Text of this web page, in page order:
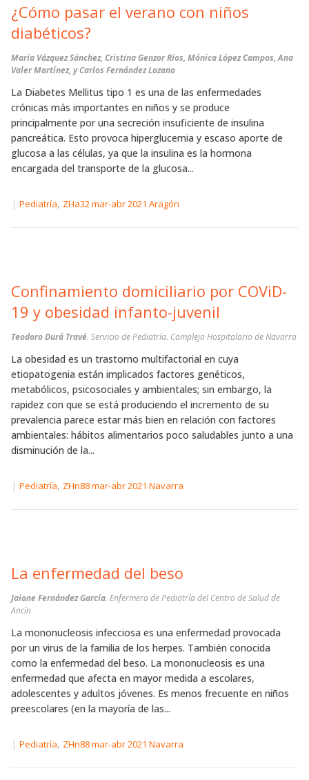
¿Cómo pasar el verano con niños
diabéticos?
María Vázquez Sánchez, Cristina Genzor Ríos, Mónica López Campos, Ana
Valer Martínez, y Carlos Fernández Lozano
La Diabetes Mellitus tipo 1 es una de las enfermedades
crónicas más importantes en niños y se produce
principalmente por una secreción insuficiente de insulina
pancreática. Esto provoca hiperglucemia y escaso aporte de
glucosa a las células, ya que la insulina es la hormona
encargada del transporte de la glucosa...
| Pediatría, ZHa32 mar-abr 2021 Aragón
Confinamiento domiciliario por COViD-
19 y obesidad infanto-juvenil
Teodoro Durá Travé. Servicio de Pediatría. Complejo Hospitalario de Navarra
La obesidad es un trastorno multifactorial en cuya
etiopatogenia están implicados factores genéticos,
metabólicos, psicosociales y ambientales; sin embargo, la
rapidez con que se está produciendo el incremento de su
prevalencia parece estar más bien en relación con factores
ambientales: hábitos alimentarios poco saludables junto a una
disminución de la...
| Pediatría, ZHn88 mar-abr 2021 Navarra
La enfermedad del beso
Jaione Fernández García. Enfermera de Pediatría del Centro de Salud de
Ancín
La mononucleosis infecciosa es una enfermedad provocada
por un virus de la familia de los herpes. También conocida
como la enfermedad del beso. La mononucleosis es una
enfermedad que afecta en mayor medida a escolares,
adolescentes y adultos jóvenes. Es menos frecuente en niños
preescolares (en la mayoría de las...
| Pediatría, ZHn88 mar-abr 2021 Navarra